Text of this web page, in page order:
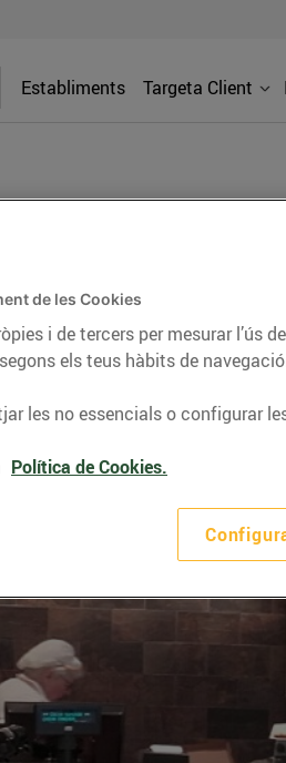
Establiments Targeta Client
Bonpreu i Esclat
de les Cookies
i de tercers per mesurar l’ús
els teus hàbits de
les no essencials o configurar
Política de Cookies.